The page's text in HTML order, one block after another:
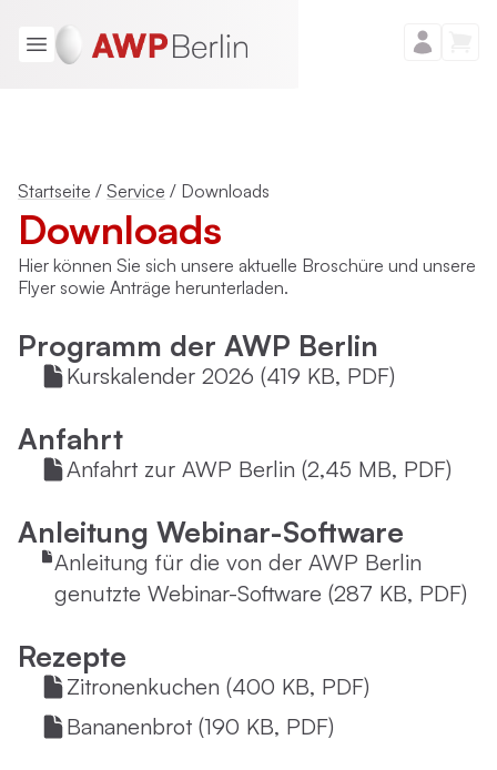
Startseite / Service / Downloads
Downloads
Hier können Sie sich unsere aktuelle Broschüre und unsere
Flyer sowie Anträge herunterladen.
Programm der AWP Berlin
Kurskalender 2026 (419 KB, PDF)
Anfahrt
Anfahrt zur AWP Berlin (2,45 MB, PDF)
Anleitung Webinar-Software
Anleitung für die von der AWP Berlin
genutzte Webinar-Software (287 KB, PDF)
Rezepte
Zitronenkuchen (400 KB, PDF)
Bananenbrot (190 KB, PDF)